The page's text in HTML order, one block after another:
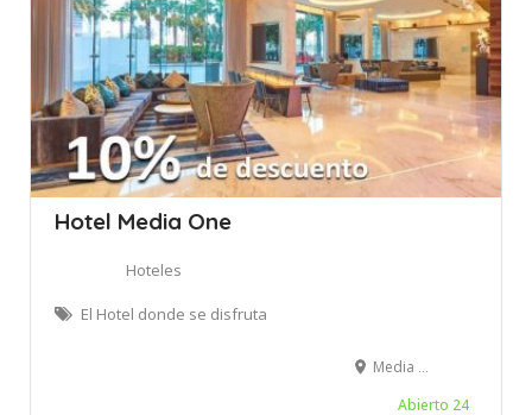
Hotel Media One
Hoteles
El Hotel donde se disfruta
Media One Hotel - Al Falak Street - Dubái - Emiratos Árabes Unidos
Abierto 24